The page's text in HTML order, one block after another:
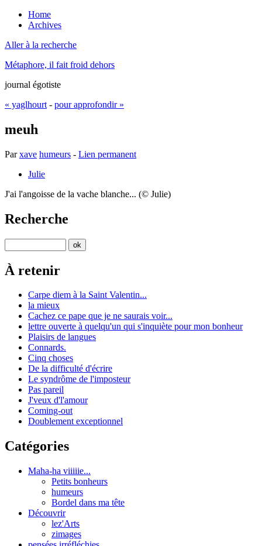
Home
Archives
Aller à la recherche
Métaphore, il fait froid dehors
journal égotiste
« yaglhourt - pour approfondir »
meuh
Parxave humeurs - Lien permanent
Julie
J'ai l'angoisse de la vache blanche... (© Julie)
Recherche
À retenir
Carpe diem à la Saint Valentin...
la mieux
Cachez ce pape que je ne saurais voir...
lettre ouverte à quelqu'un qui s'inquiète pour mon bonheur
Plaisirs de langues
Connards.
Cinq choses
De la difficulté d'écrire
Le syndrôme de l'imposteur
Pas pareil
J'veux d'l'amour
Coming-out
Doublement exceptionnel
Catégories
Maha-ha viiiiie...
Petits bonheurs
humeurs
Bordel dans ma tête
Découvrir
lez'Arts
zimages